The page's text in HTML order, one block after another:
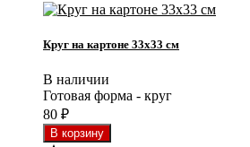
Круг на картоне 33x33 см
В наличии
Готовая форма - круг
80 ₽